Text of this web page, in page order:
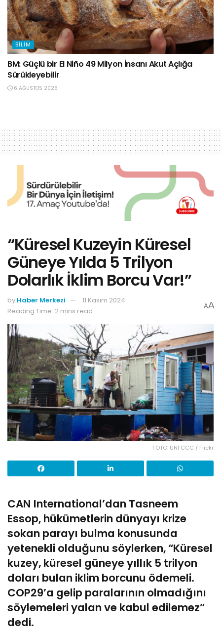
BILIM
BM: Güçlü bir El Niño 49 Milyon İnsanı Akut Açlığa
Sürükleyebilir
6 AĞUSTOS 2026
“Küresel Kuzeyin Küresel
Güneye Yılda 5 Trilyon
Dolarlık İklim Borcu Var!”
by Haber Merkezi
11 Kasım 2024
Reading Time: 2 mins read
AA
FOTO: UNFCCC / Flickr
CAN International’dan Tasneem
Essop, hükümetlerin dünyayı krize
sokan parayı bulma konusunda
yetenekli olduğunu söylerken, “Küresel
kuzey, küresel güneye yıllık 5 trilyon
doları bulan iklim borcunu ödemeli.
COP29’a gelip paralarının olmadığını
söylemeleri yalan ve kabul edilemez”
dedi.